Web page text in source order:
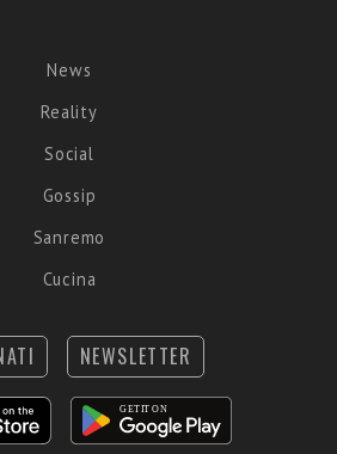
News
Reality
Social
Gossip
Sanremo
Cucina
NEWSLETTER